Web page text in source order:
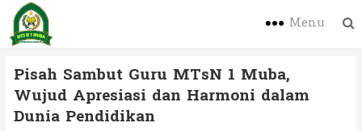
Menu
Pisah Sambut Guru MTsN 1 Muba,
Wujud Apresiasi dan Harmoni dalam
Dunia Pendidikan